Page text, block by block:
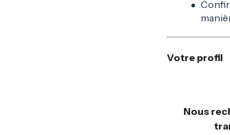
Votre profil
Nous